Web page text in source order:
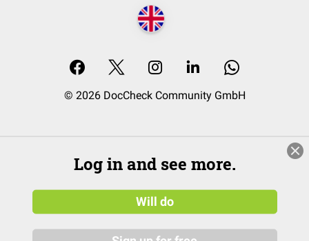
© 2026 DocCheck Community GmbH
Log in and see more.
Will do